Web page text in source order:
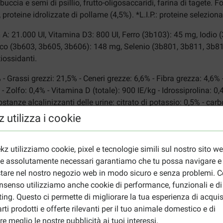
utilizza i cookie
utilizziamo cookie, pixel e tecnologie simili sul nostro sito
assolutamente necessari garantiamo che tu possa navigare e
nel nostro negozio web in modo sicuro e senza problemi.
utilizziamo anche cookie di performance, funzionali e di
Questo ci permette di migliorare la tua esperienza di
prodotti e offerte rilevanti per il tuo animale domestico e di
meglio le nostre pubblicità ai tuoi interessi.
e semi di psillio, frutto-oligosaccaridi, farina di tagete.
idrolizzate di pollame (4,5%). *L.I.P.: proteine
21.000 UI, Vitamina D3: 800 UI, Ferro (3b103): 45 mg, Iodio
(3b603, 3b605, 3b606): 148 mg, Selenio (3b801, 3b811,
Grassi grezzi: 21,5% - Ceneri grezze: 6,6% - Fibra grezza:
Zolfo: 0,4% - Vitamina D (totale): 900 IE/kg - Idrossiprolina:
alcalinizzanti delle urine: citrato di potassio: 0,5% -
Veterinary Renal Select per gatto
renale cronica azotemica (IRIS stadio II, III, IV), malattia
glomerulonefrite, enteropatia con perdita di proteine
crescita, gatte in gravidanza o in allattamento.
è importante somministrarlo al proprio animale solo se
nell’arco di 7 giorni. Pesare accuratamente ogni